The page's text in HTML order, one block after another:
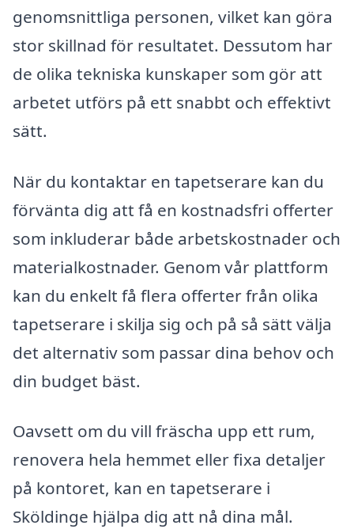
genomsnittliga personen, vilket kan göra
stor skillnad för resultatet. Dessutom har
de olika tekniska kunskaper som gör att
arbetet utförs på ett snabbt och effektivt
sätt.
När du kontaktar en tapetserare kan du
förvänta dig att få en kostnadsfri offerter
som inkluderar både arbetskostnader och
materialkostnader. Genom vår plattform
kan du enkelt få flera offerter från olika
tapetserare i skilja sig och på så sätt välja
det alternativ som passar dina behov och
din budget bäst.
Oavsett om du vill fräscha upp ett rum,
renovera hela hemmet eller fixa detaljer
på kontoret, kan en tapetserare i
Sköldinge hjälpa dig att nå dina mål.